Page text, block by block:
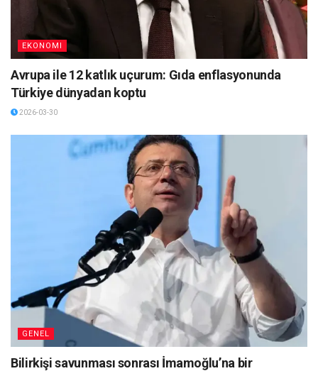
EKONOMI
Avrupa ile 12 katlık uçurum: Gıda enflasyonunda
Türkiye dünyadan koptu
2026-03-30
GENEL
Bilirkişi savunması sonrası İmamoğlu’na bir